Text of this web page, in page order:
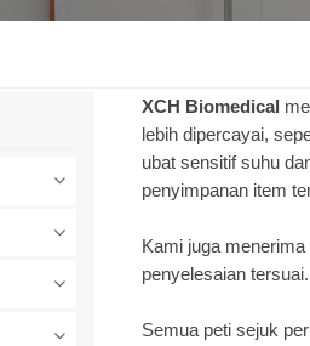
XCH Biomedical
lebih dipercayai,
ubat sensitif suhu
penyimpanan item
Kami juga
penyelesaian tersuai.
Semua peti sejuk